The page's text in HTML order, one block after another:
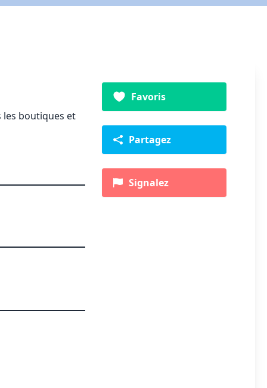
les boutiques et
Favoris
Partagez
Signalez